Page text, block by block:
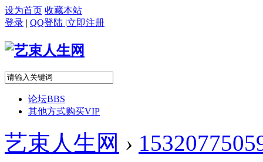
设为首页 收藏本站
登录 | QQ登陆 |立即注册
论坛BBS
其他方式购买VIP
艺束人生网 ›